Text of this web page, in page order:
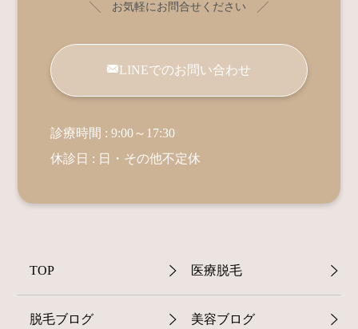
TOP 医療脱毛
脱毛ブログ 美容ブログ
╲ お気軽にお問合せください ╱
LINEでのお問い合わせ
診療時間 : 9:00～17:30
休診日 : 日・その他不定休